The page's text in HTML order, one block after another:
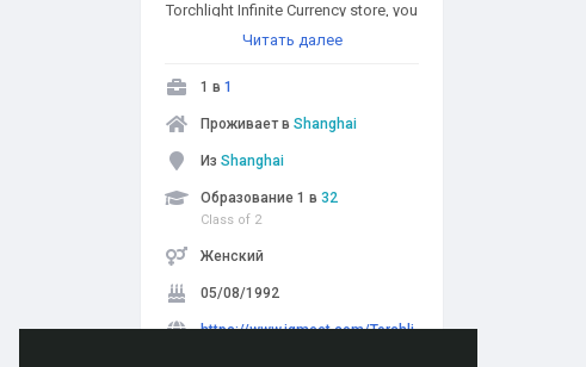
Torchlight Infinite Currency store, you
can buy Torchlight Infinite Currency at
available, fast delivery, security
guaranteed, and 7x24 Online Chat.
Читать далее
1 в 1
Проживает в Shanghai
Из Shanghai
Образование 1 в 32
Class of 2
Женский
05/08/1992
https://www.igmeet.com/Torchli